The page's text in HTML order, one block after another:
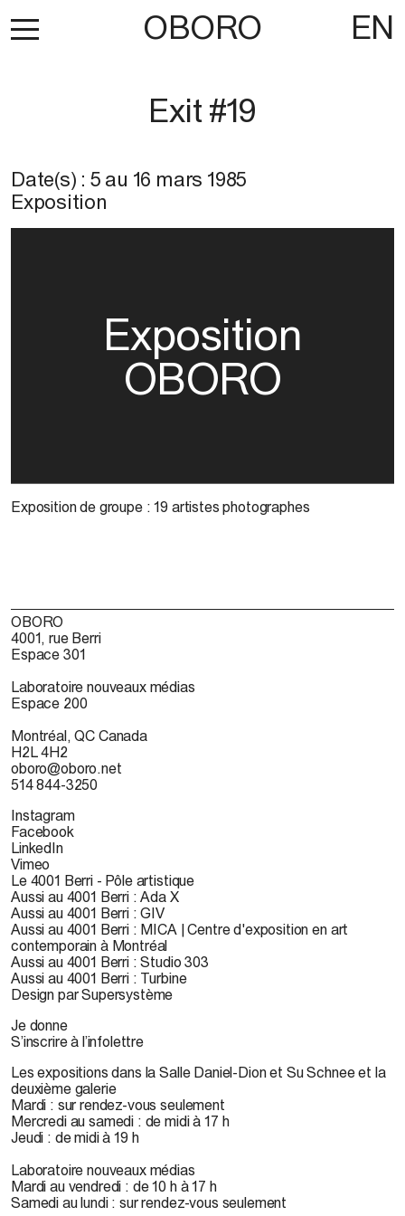
OBORO EN
Exit #19
Date(s) : 5 au 16 mars 1985
Exposition
Exposition
OBORO
Exposition de groupe : 19 artistes photographes
OBORO
4001, rue Berri
Espace 301
Laboratoire nouveaux médias
Espace 200
Montréal, QC Canada
H2L 4H2
oboro@oboro.net
514 844-3250
Instagram
Facebook
LinkedIn
Vimeo
Le 4001 Berri - Pôle artistique
Aussi au 4001 Berri : Ada X
Aussi au 4001 Berri : GIV
Aussi au 4001 Berri : MICA | Centre d'exposition en art
contemporain à Montréal
Aussi au 4001 Berri : Studio 303
Aussi au 4001 Berri : Turbine
Design par Supersystème
Je donne
S’inscrire à l’infolettre
Les expositions dans la Salle Daniel-Dion et Su Schnee et la
deuxième galerie
Mardi : sur rendez-vous seulement
Mercredi au samedi : de midi à 17 h
Jeudi : de midi à 19 h
Laboratoire nouveaux médias
Mardi au vendredi : de 10 h à 17 h
Samedi au lundi : sur rendez-vous seulement